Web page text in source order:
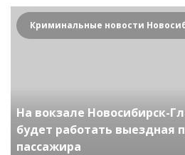
На вокзале Новосибирск-
будет работать выездная
пассажира